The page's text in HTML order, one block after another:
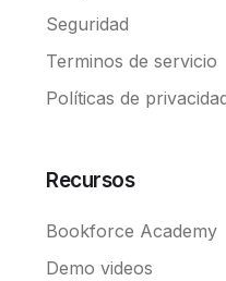
Seguridad
Terminos de servicio
Políticas de
Recursos
Bookforce Academy
Demo videos